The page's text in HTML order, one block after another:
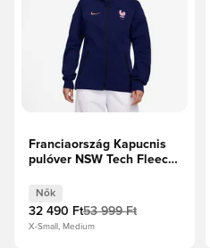
Franciaország Kapucnis
pulóver NSW Tech Fleece
Űrkék/Világos krappvörös
Női
Nők
32 490 Ft53 999 Ft
X-Small, Medium